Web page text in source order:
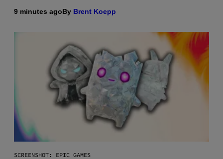
9 minutes agoBy Brent Koepp
SCREENSHOT: EPIC GAMES